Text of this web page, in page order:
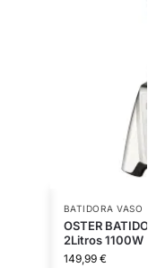
BATIDORA VASO
OSTER
2Litros 1100W
149,99 €